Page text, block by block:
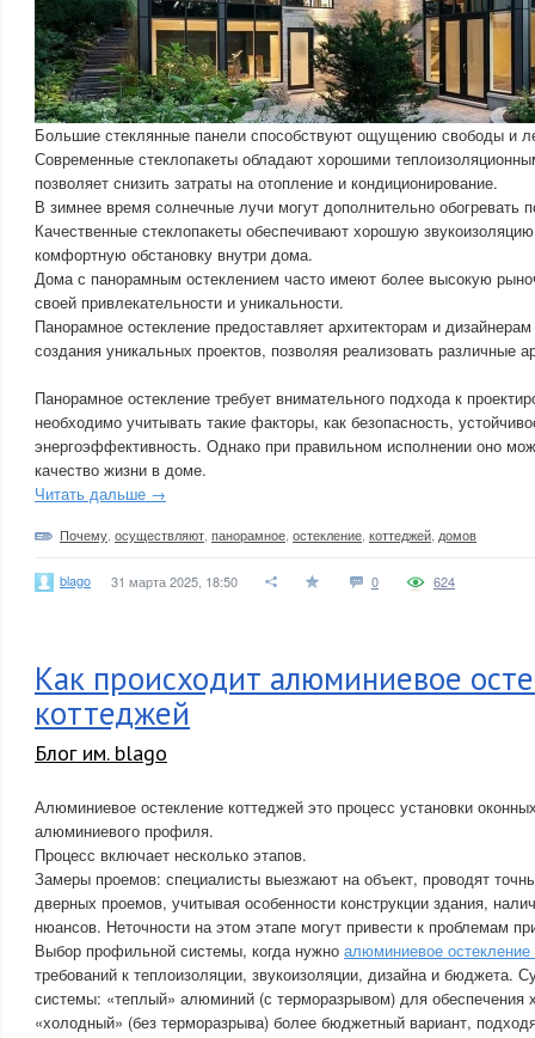
Большие стеклянные панели способствуют ощущению свободы и
Современные стеклопакеты обладают хорошими
позволяет снизить затраты на отопление и кондиционирование.
В зимнее время солнечные лучи могут дополнительно обогревать
Качественные стеклопакеты обеспечивают хорошую
комфортную обстановку внутри дома.
Дома с панорамным остеклением часто имеют более высокую
своей привлекательности и уникальности.
Панорамное остекление предоставляет архитекторам и
создания уникальных проектов, позволяя реализовать различные
Панорамное остекление требует внимательного подхода к
необходимо учитывать такие факторы, как безопасность,
энергоэффективность. Однако при правильном исполнении оно
качество жизни в доме.
Читать дальше →
Почему осуществляют панорамное остекление коттеджей домов
blago 31 марта 2025, 18:50 0 624
Как происходит алюминиевое
коттеджей
Блог им. blago
Алюминиевое остекление коттеджей это процесс установки
алюминиевого профиля.
Процесс включает несколько этапов.
Замеры проемов: специалисты выезжают на объект, проводят
дверных проемов, учитывая особенности конструкции здания,
нюансов. Неточности на этом этапе могут привести к проблемам
Выбор профильной системы, когда нужно алюминиевое остекление
требований к теплоизоляции, звукоизоляции, дизайна и бюджета.
системы: «теплый» алюминий (с терморазрывом) для обеспечения
«холодный» (без терморазрыва) более бюджетный вариант,